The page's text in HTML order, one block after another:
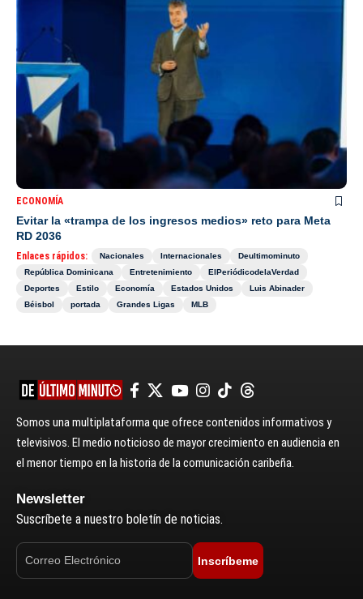
ECONOMÍA
Evitar la «trampa de los ingresos medios» reto para Meta
RD 2036
Enlaces rápidos: Nacionales Internacionales
Deultimominuto
República Dominicana
Entretenimiento
ElPeriódicodelaVerdad
Deportes
Estilo Economía Estados Unidos
Luis Abinader
Béisbol
portada Grandes Ligas MLB
Somos una multiplataforma que ofrece contenidos informativos y
televisivos. El medio noticioso de mayor crecimiento en audiencia en
el menor tiempo en la historia de la comunicación caribeña.
Newsletter
Suscríbete a nuestro boletín de noticias.
Inscríbeme